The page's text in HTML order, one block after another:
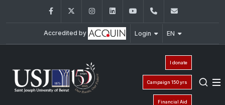
FacebookTwitter InstagramLinkedInYouTube+961 (1) 421 432
Accredited by Login EN
I donate
Campaign 150 yrs
Financial Aid